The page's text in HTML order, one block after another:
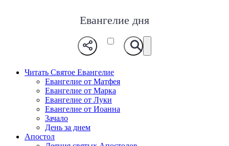
Евангелие дня
Читать Святое Евангелие
Евангелие от Матфея
Евангелие от Марка
Евангелие от Луки
Евангелие от Иоанна
Зачало
День за днем
Апостол